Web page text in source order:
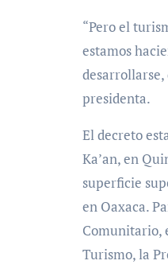
“Pero el
estamos
presidenta.
El decreto
Ka’an, en
superficie
en Oaxaca.
Comunitario,
Turismo, la